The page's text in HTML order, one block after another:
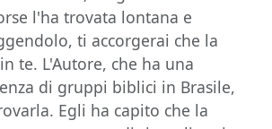
l'ha trovata lontana e
ti accorgerai che la
te. L'Autore, che ha una
di gruppi biblici in Brasile,
Egli ha capito che la